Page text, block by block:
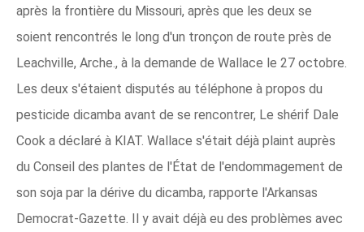
après la frontière du Missouri, après que les deux se
soient rencontrés le long d'un tronçon de route près de
Leachville, Arche., à la demande de Wallace le 27 octobre.
Les deux s'étaient disputés au téléphone à propos du
pesticide dicamba avant de se rencontrer, Le shérif Dale
Cook a déclaré à KIAT. Wallace s'était déjà plaint auprès
du Conseil des plantes de l'État de l'endommagement de
son soja par la dérive du dicamba, rapporte l'Arkansas
Democrat-Gazette. Il y avait déjà eu des problèmes avec